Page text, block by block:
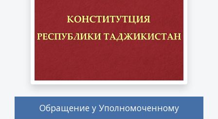
Обращение у Уполномоченному